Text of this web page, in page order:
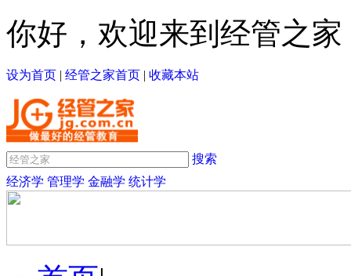
你好，欢迎来到经管之家
设为首页 | 经管之家首页 | 收藏本站
搜索
经济学 管理学 金融学 统计学